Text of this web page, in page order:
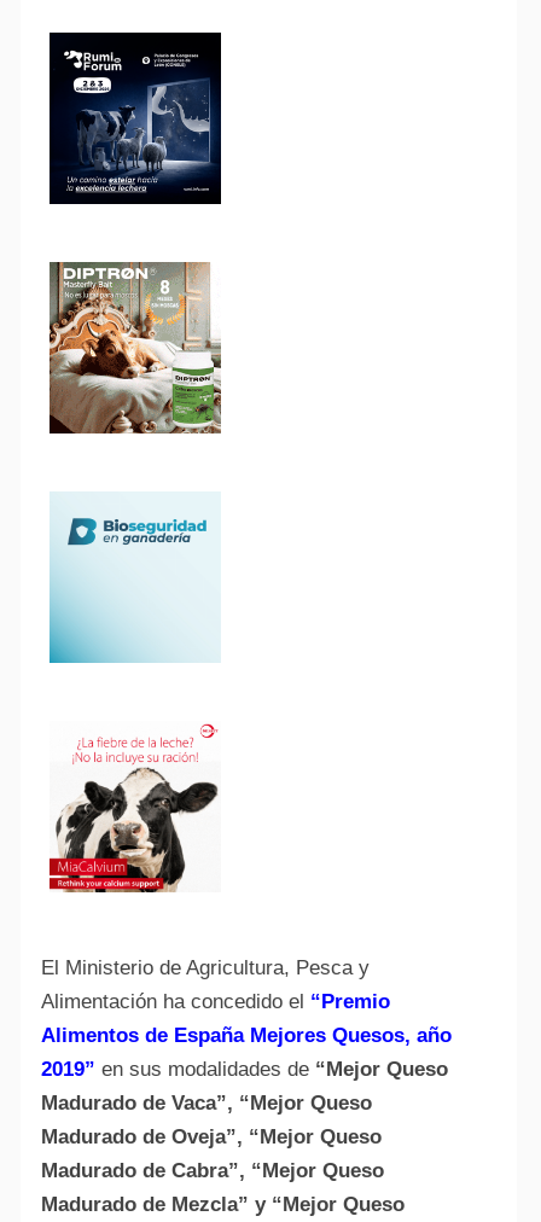
El Ministerio de Agricultura, Pesca y
Alimentación ha concedido el “Premio
Alimentos de España Mejores Quesos, año
2019” en sus modalidades de “Mejor Queso
Madurado de Vaca”, “Mejor Queso
Madurado de Oveja”, “Mejor Queso
Madurado de Cabra”, “Mejor Queso
Madurado de Mezcla” y “Mejor Queso